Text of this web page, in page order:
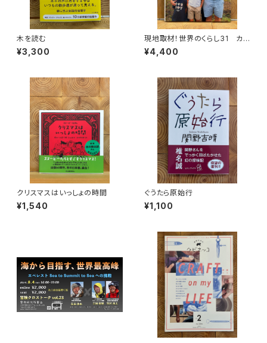
木を読む
¥3,300
現地取材！世界のくらし31 カナ
ダ
¥4,400
クリスマスはいっしょの時間
¥1,540
ぐうたら原始行
¥1,100